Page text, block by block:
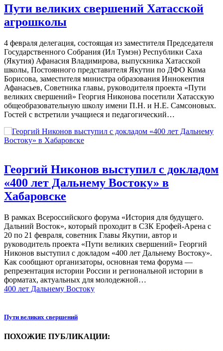
Пути великих свершений Хатасской
агрошколы
4 февраля делегация, состоящая из заместителя Председателя
Государственного Собрания (Ил Тумэн) Республики Саха
(Якутия) Афанасия Владимирова, выпускника Хатасской
школы, Постоянного представителя Якутии по ДФО Кима
Борисова, заместителя министра образования Иннокентия
Афанасьев, Советника главы, руководителя проекта «Пути
великих свершений» Георгия Никонова посетили Хатасскую
общеобразовательную школу имени П.Н. и Н.Е. Самсоновых.
Гостей с встретили учащиеся и педагогический…
Георгий Никонов выступил с докладом
«400 лет Дальнему Востоку» в
Хабаровске
В рамках Всероссийского форума «История для будущего.
Дальний Восток», который проходит в СЗК Ерофей-Арена с
20 по 21 февраля, советник Главы Якутии, автор и
руководитель проекта «Пути великих свершений» Георгий
Никонов выступил с докладом «400 лет Дальнему Востоку».
Как сообщают организаторы, основная тема форума —
репрезентация истории России и региональной истории в
форматах, актуальных для молодежной…
400 лет Дальнему Востоку
Пути великих свершений
ПОХОЖИЕ ПУБЛИКАЦИИ: